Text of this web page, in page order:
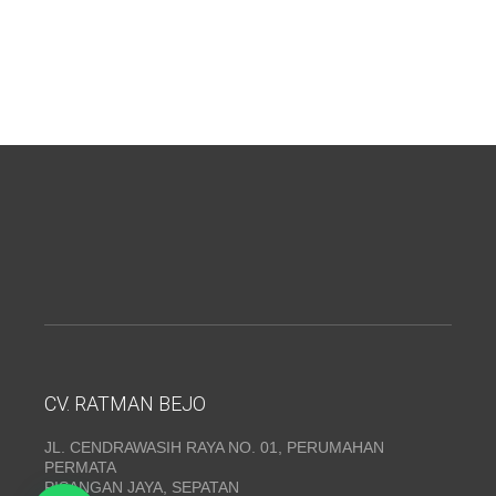
CV. RATMAN BEJO
JL. CENDRAWASIH RAYA NO. 01, PERUMAHAN
PERMATA
PISANGAN JAYA, SEPATAN